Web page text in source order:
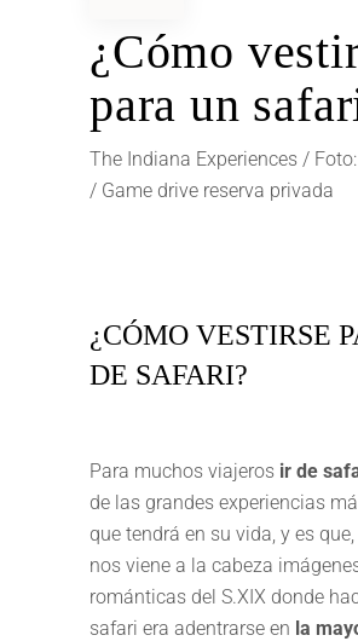
¿Cómo
para un
The Indiana Experiences /
/ Game drive reserva privada
¿CÓMO VESTIRSE
DE SAFARI?
Para muchos viajeros ir de
de las grandes experiencias
que tendrá en su vida, y es
nos viene a la cabeza
románticas del S.XIX donde
safari era adentrarse en la